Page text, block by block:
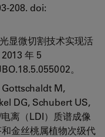
208. doi:
显微切割技术实现活
年 5
。
M,
DG, Schubert US,
离（LDI）质谱成像
金丝桃属植物次级代